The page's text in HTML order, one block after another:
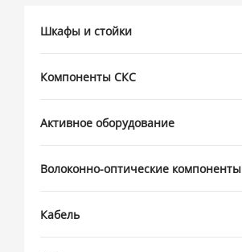
Шкафы и стойки
Компоненты СКС
Активное оборудование
Волоконно-оптические компоненты
Кабель